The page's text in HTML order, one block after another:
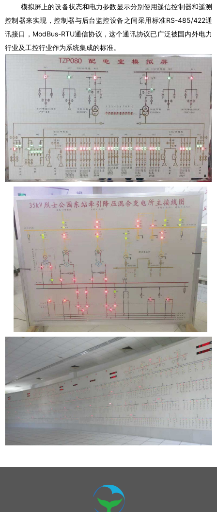
模拟屏上的设备状态和电力参数显示分别使用遥信控制器和遥测
控制器来实现，控制器与后台监控设备之间采用标准RS-485/422通
讯接口，ModBus-RTU通信协议，这个通讯协议已广泛被国内外电力
行业及工控行业作为系统集成的标准。